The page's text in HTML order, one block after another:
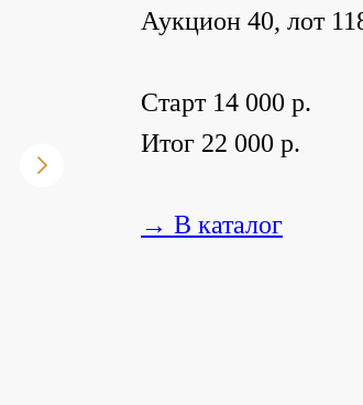
Аукцион 40, лот
Старт 14 000 р.
Итог 22 000 р.
→ В каталог